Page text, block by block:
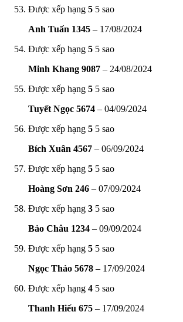
Được xếp hạng 5 5 sao
Anh Tuấn 1345 – 17/08/2024
Được xếp hạng 5 5 sao
Minh Khang 9087 – 24/08/2024
Được xếp hạng 5 5 sao
Tuyết Ngọc 5674 – 04/09/2024
Được xếp hạng 5 5 sao
Bích Xuân 4567 – 06/09/2024
Được xếp hạng 5 5 sao
Hoàng Sơn 246 – 07/09/2024
Được xếp hạng 3 5 sao
Bảo Châu 1234 – 09/09/2024
Được xếp hạng 5 5 sao
Ngọc Thảo 5678 – 17/09/2024
Được xếp hạng 4 5 sao
Thanh Hiếu 675 – 17/09/2024